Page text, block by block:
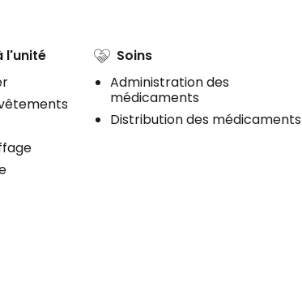
l'unité
Soins
Administration des
médicaments
Distribution des médicaments